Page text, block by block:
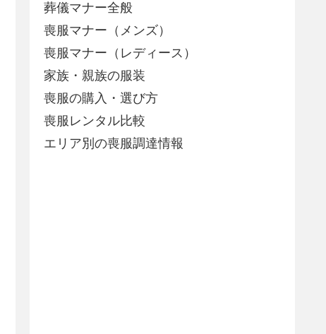
葬儀マナー全般
喪服マナー（メンズ）
喪服マナー（レディース）
家族・親族の服装
喪服の購入・選び方
喪服レンタル比較
エリア別の喪服調達情報